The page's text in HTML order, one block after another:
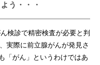
う・・・
検診で精密検査が必要と判
実際に前立腺がんが発見さ
「がん」というわけではあ